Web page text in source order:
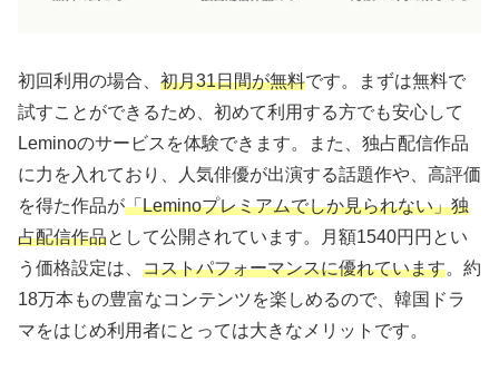
初回利用の場合、 初月31日間が無料です。まずは無料で
試すことができるため、初めて利用する方でも安心して
Leminoのサービスを体験できます。また、独占配信作品
に力を入れており、人気俳優が出演する話題作や、高評価
を得た作品が「Leminoプレミアムでしか見られない」独
占配信作品として公開されています。月額1540円円とい
う価格設定は、 コストパフォーマンスに優れています。約
18万本もの豊富なコンテンツを楽しめるので、韓国ドラ
マをはじめ利用者にとっては大きなメリットです。